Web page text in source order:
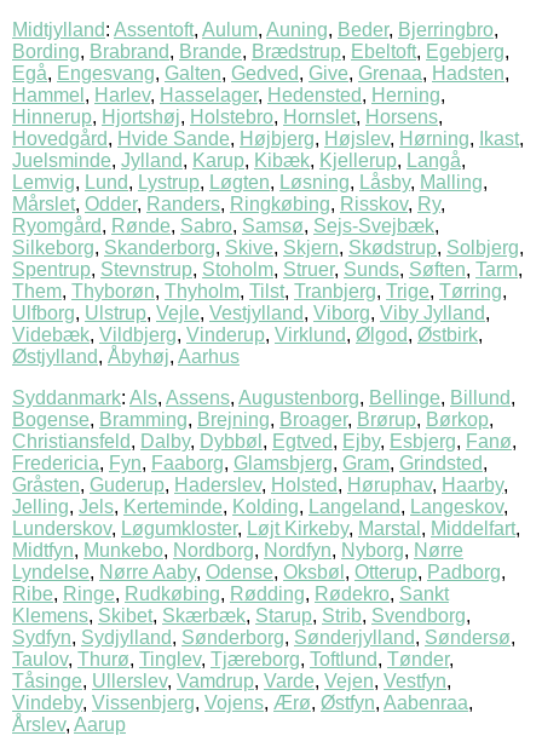
Midtjylland: Assentoft, Aulum, Auning, Beder, Bjerringbro,
Bording, Brabrand, Brande, Brædstrup, Ebeltoft, Egebjerg,
Egå, Engesvang, Galten, Gedved, Give, Grenaa, Hadsten,
Hammel , Harlev, Hasselager, Hedensted, Herning,
Hinnerup, Hjortshøj, Holstebro, Hornslet, Horsens,
Hovedgård, Hvide Sande, Højbjerg, Højslev, Hørning, Ikast,
Juelsminde, Jylland, Karup, Kibæk, Kjellerup, Langå,
Lemvig, Lund, Lystrup, Løgten, Løsning, Låsby, Malling,
Mårslet, Odder, Randers, Ringkøbing, Risskov, Ry,
Ryomgård, Rønde, Sabro, Samsø, Sejs-Svejbæk,
Silkeborg, Skanderborg, Skive, Skjern, Skødstrup, Solbjerg,
Spentrup, Stevnstrup, Stoholm, Struer, Sunds, Søften, Tarm,
Them, Thyborøn, Thyholm, Tilst, Tranbjerg, Trige, Tørring,
Ulfborg, Ulstrup, Vejle, Vestjylland, Viborg, Viby Jylland,
Videbæk, Vildbjerg, Vinderup, Virklund, Ølgod, Østbirk,
Østjylland, Åbyhøj, Aarhus
Syddanmark: Als, Assens, Augustenborg, Bellinge, Billund,
Bogense, Bramming, Brejning, Broager, Brørup, Børkop,
Christiansfeld, Dalby, Dybbøl , Egtved, Ejby, Esbjerg, Fanø,
Fredericia, Fyn, Faaborg, Glamsbjerg, Gram, Grindsted,
Gråsten, Guderup, Haderslev, Holsted, Høruphav, Haarby,
Jelling, Jels, Kerteminde, Kolding, Langeland, Langeskov,
Lunderskov, Løgumkloster, Løjt Kirkeby, Marstal , Middelfart,
Midtfyn, Munkebo, Nordborg, Nordfyn, Nyborg, Nørre
Lyndelse, Nørre Aaby, Odense, Oksbøl , Otterup, Padborg,
Ribe, Ringe, Rudkøbing, Rødding, Rødekro, Sankt
Klemens, Skibet, Skærbæk, Starup, Strib, Svendborg,
Sydfyn, Sydjylland, Sønderborg, Sønderjylland, Søndersø,
Taulov, Thurø, Tinglev, Tjæreborg, Toftlund, Tønder,
Tåsinge, Ullerslev, Vamdrup, Varde, Vejen, Vestfyn,
Vindeby, Vissenbjerg, Vojens, Ærø, Østfyn, Aabenraa,
Årslev, Aarup